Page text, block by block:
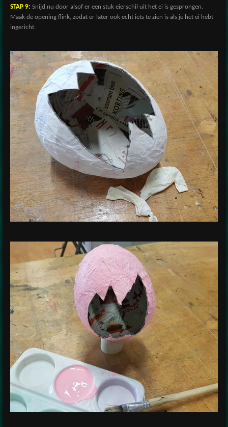
STAP 9: Snijd nu door alsof er een stuk eierschil uit het ei is gesprongen.
Maak de opening flink, zodat er later ook echt iets te zien is als je het ei hebt
ingericht.